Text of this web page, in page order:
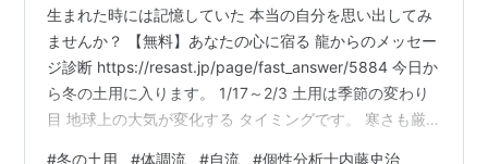
生まれた時には記憶していた 本当の自分を思い出してみ
ませんか？ 【無料】あなたの心に宿る 龍からのメッセー
ジ診断 https://resast.jp/page/fast_answer/5884 今日か
ら冬の土用に入ります。 1/17～2/3 土用は季節の変わり
目 地球上の大気が変化する タイミングです。 寒さも厳
#冬の土用 #体調流 #自流 #個性分析士内藤史治